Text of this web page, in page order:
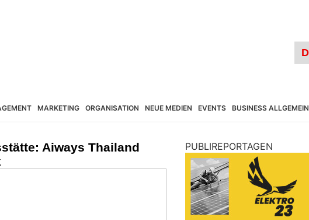
MARKETING ORGANISATION NEUE MEDIEN EVENTS BUSINESS ALLGEMEIN
Aiways Thailand
PUBLIREPORTAGEN